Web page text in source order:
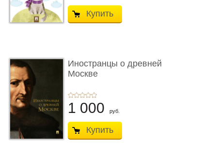
Купить
Иностранцы о древней
Москве
1 000 руб.
Купить